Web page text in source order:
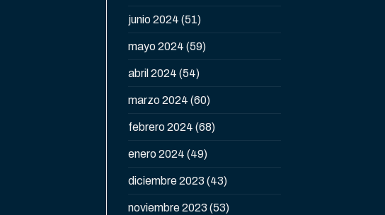
junio 2024 (51)
mayo 2024 (59)
abril 2024 (54)
marzo 2024 (60)
febrero 2024 (68)
enero 2024 (49)
diciembre 2023 (43)
noviembre 2023 (53)